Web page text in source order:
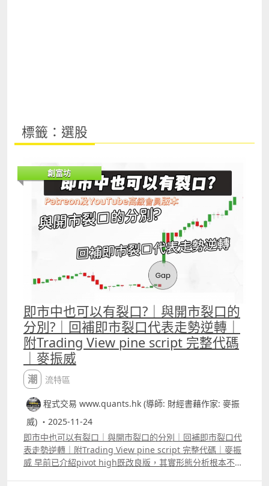
標籤：選股
創富坊
即市中也可以有裂口?｜與開市裂口的
分別?｜回補即市裂口代表走勢逆轉｜
附Trading View pine script 完整代碼
｜麥振威
潮流特區
程式交易 www.quants.hk (導師: 財經書藉作家: 麥振
威) ・2025-11-24
即市中也可以有裂口｜與開市裂口的分別｜回補即市裂口代
表走勢逆轉｜附Trading View pine script 完整代碼｜麥振
威 早前已介紹pivot high既改良版，其實形態分析根本不一